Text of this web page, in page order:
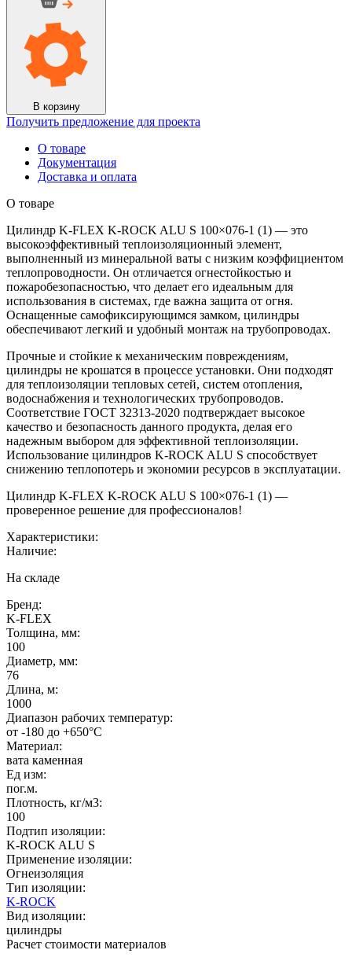
ROCK
ALU
100x076-
(1)
В корзину
Получить предложение для проекта
О товаре
Документация
Доставка и оплата
О товаре
Цилиндр K-FLEX K-ROCK ALU S 100×076-1 (1) — это
высокоэффективный теплоизоляционный элемент,
выполненный из минеральной ваты с низким коэффициентом
теплопроводности. Он отличается огнестойкостью и
пожаробезопасностью, что делает его идеальным для
использования в системах, где важна защита от огня.
Оснащенные самофиксирующимся замком, цилиндры
обеспечивают легкий и удобный монтаж на трубопроводах.
Прочные и стойкие к механическим повреждениям,
цилиндры не крошатся в процессе установки. Они подходят
для теплоизоляции тепловых сетей, систем отопления,
водоснабжения и технологических трубопроводов.
Соответствие ГОСТ 32313-2020 подтверждает высокое
качество и безопасность данного продукта, делая его
надежным выбором для эффективной теплоизоляции.
Использование цилиндров K-ROCK ALU S способствует
снижению теплопотерь и экономии ресурсов в эксплуатации.
Цилиндр K-FLEX K-ROCK ALU S 100×076-1 (1) —
проверенное решение для профессионалов!
Характеристики:
Наличие:
На складе
Бренд:
K-FLEX
Толщина, мм:
100
Диаметр, мм:
76
Длина, м:
1000
Диапазон рабочих температур:
от -180 до +650°C
Материал:
вата каменная
Ед изм:
пог.м.
Плотность, кг/м3:
100
Подтип изоляции:
K-ROCK ALU S
Применение изоляции:
Огнеизоляция
Тип изоляции:
K-ROCK
Вид изоляции:
цилиндры
Расчет стоимости материалов